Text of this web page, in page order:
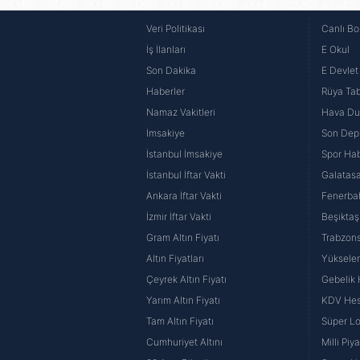
Çerezlere ilişkin tercihlerinizi
Çerez
6698 sayılı Kişisel Verilerin
mevzuata uygun olarak
Veri Politikası
İş İlanları
Son Dakika
Haberler
Namaz Vakitleri
İmsakiye
İstanbul İmsakiye
İstanbul İftar Vakti
Ankara İftar Vakti
İzmir İftar Vakti
Gram Altın Fiyatı
Altın Fiyatları
Çeyrek Altın Fiyatı
Yarım Altın Fiyatı
Tam Altın Fiyatı
Cumhuriyet Altını
Canlı
E Okul
E
Rüya
Hava
Son
Spor
Gebelik
KDV
Süper
Milli